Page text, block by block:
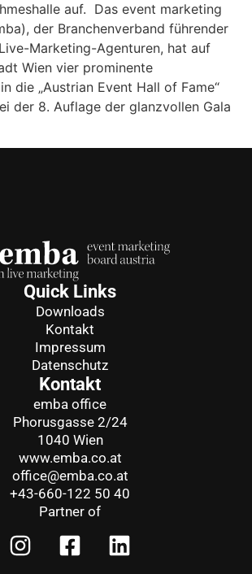
auf. Das event marketing
der Branchenverband führender
Marketing-Agenturen, hat auf
Wien vier prominente
die „Austrian Event Hall of Fame“
der 8. Auflage der glanzvollen Gala
Quick Links
Downloads
Kontakt
Impressum
Datenschutz
Kontakt
emba office
Phorusgasse 2/24
1040 Wien
www.emba.co.at
office@emba.co.at
+43-660-122 50 40
Partner of